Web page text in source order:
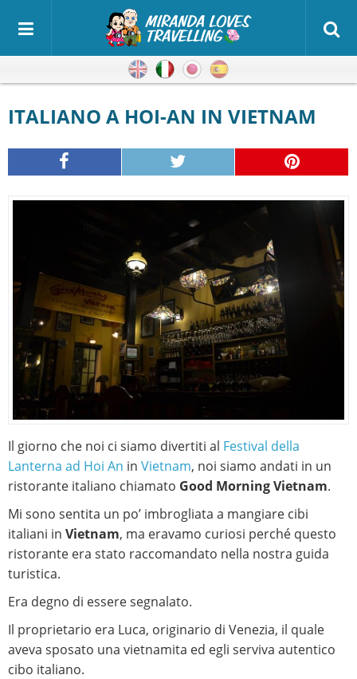
IngleseItalianoGiapponese
ITALIANO A HOI-AN IN VIETNAM
Il giorno che noi ci siamo divertiti al Festival della
Lanterna ad Hoi An in Vietnam, noi siamo andati in un
ristorante italiano chiamato Good Morning Vietnam.
Mi sono sentita un po’ imbrogliata a mangiare cibi
italiani in Vietnam, ma eravamo curiosi perché questo
ristorante era stato raccomandato nella nostra guida
turistica.
Era degno di essere segnalato.
Il proprietario era Luca, originario di Venezia, il quale
aveva sposato una vietnamita ed egli serviva autentico
cibo italiano.